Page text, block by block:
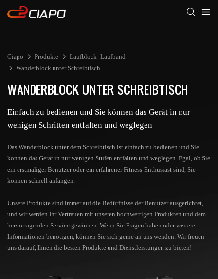
Ciapo Produkte
Laufblock -Laufband
Wanderblock unter Schreibtisch
WANDERBLOCK UNTER SCHREIBTISCH
Einfach zu bedienen und Sie können das Gerät in nur
wenigen Schritten entfalten und weglegen
Das Wanderblock unter dem Schreibtisch ist einfach zu bedienen und Sie
können das Gerät in nur wenigen Stufen entfalten und weglegen. Egal, ob Sie
ein erstmaliger Benutzer oder ein erfahrener Fitness-Enthusiast sind, Sie
können schnell anfangen.
Unsere Produkte sind immer auf die Bedürfnisse der Benutzer ausgerichtet,
und wir werden Ihr Vertrauen mit unseren hochwertigen Produkten und dem
hervorragenden Service gewinnen. Wenn Sie Fragen haben oder weitere
Informationen benötigen, können Sie sich gerne an uns wenden. Wir freuen
uns darauf, Ihnen die besten Produkte und Dienstleistungen zu bieten!